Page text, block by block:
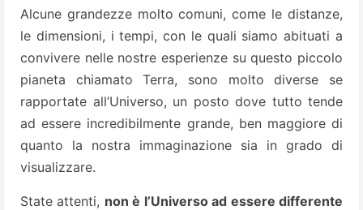
Alcune grandezze molto comuni, come le distanze,
le dimensioni, i tempi, con le quali siamo abituati a
convivere nelle nostre esperienze su questo piccolo
pianeta chiamato Terra, sono molto diverse se
rapportate all’Universo, un posto dove tutto tende
ad essere incredibilmente grande, ben maggiore di
quanto la nostra immaginazione sia in grado di
visualizzare.
State attenti, non è l’Universo ad essere differente